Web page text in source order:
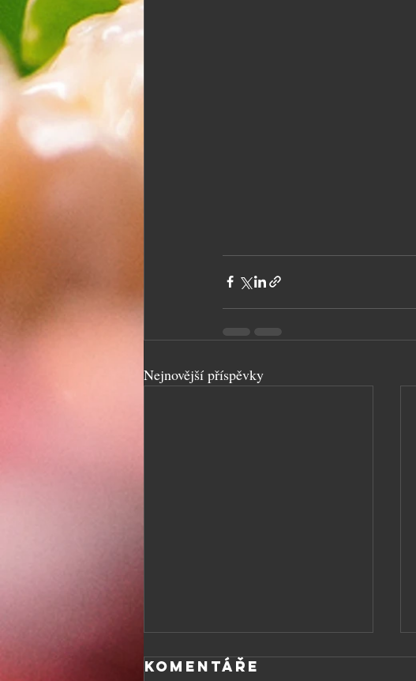
Nejnovější příspěvky
Komentáře